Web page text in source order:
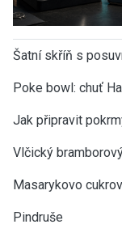
Šatní skříň s
Poke bowl: chuť
Jak připravit
Vlčický
Masarykovo
Pindruše